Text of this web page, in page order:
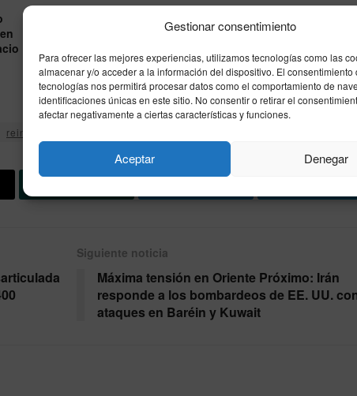
Gestionar consentimiento
Para ofrecer las mejores experiencias, utilizamos tecnologías como las
almacenar y/o acceder a la información del dispositivo. El consentimiento
tecnologías nos permitirá procesar datos como el comportamiento de
identificaciones únicas en este sitio. No consentir o retirar el
afectar negativamente a ciertas características y funciones.
Aceptar Denegar
reino unido
Siguiente noticia
Máxima tensión en Oriente Próximo: Irán
responde a los bombardeos de EE. UU.
ataques en Baréin y Kuwait